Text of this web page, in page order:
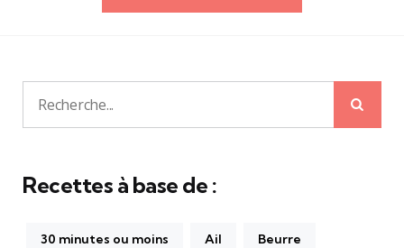
Recherche
pour:
Recettes à base de :
30 minutes ou moins Ail Beurre